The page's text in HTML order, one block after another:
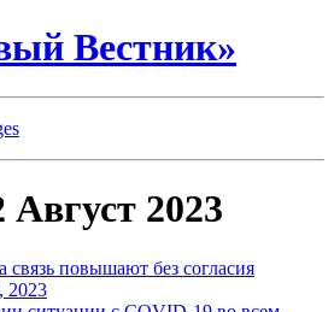
Вестник»
2023
повышают без согласия
2023